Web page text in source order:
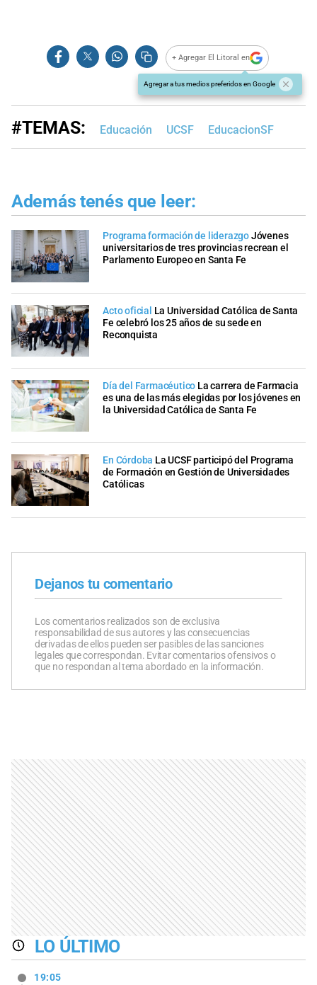
+ Agregar El Litoral en
Agregar a tus medios preferidos en Google
#TEMAS: Educación UCSF EducacionSF
Además tenés que leer:
Programa formación de liderazgoJóvenes
universitarios de tres provincias recrean el
Parlamento Europeo en Santa Fe
Acto oficial La Universidad Católica de Santa
Fe celebró los 25 años de su sede en
Reconquista
Día del Farmacéutico La carrera de Farmacia
es una de las más elegidas por los jóvenes en
la Universidad Católica de Santa Fe
En Córdoba La UCSF participó del Programa
de Formación en Gestión de Universidades
Católicas
Dejanos tu comentario
Los comentarios realizados son de exclusiva
responsabilidad de sus autores y las consecuencias
derivadas de ellos pueden ser pasibles de las sanciones
legales que correspondan. Evitar comentarios ofensivos o
que no respondan al tema abordado en la información.
LO ÚLTIMO
19:05